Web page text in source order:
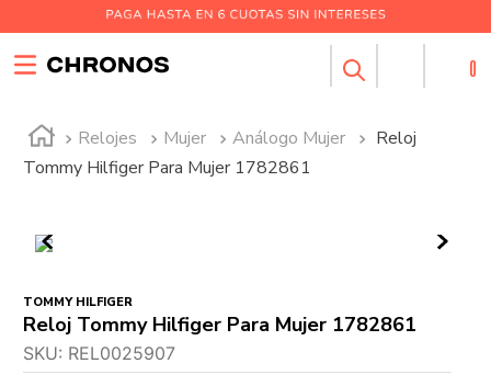
0
Relojes Mujer Análogo Mujer
Reloj
Tommy Hilfiger Para Mujer 1782861
TOMMY HILFIGER
Reloj Tommy Hilfiger Para Mujer 1782861
SKU: REL0025907